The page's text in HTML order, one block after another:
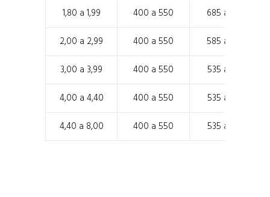
1,80 a 1,99
400 a 550
685 a 885
2,00 a 2,99
400 a 550
585 a 885
3,00 a 3,99
400 a 550
535 a 835
4,00 a 4,40
400 a 550
535 a 835
4,40 a 8,00
400 a 550 535 a 835